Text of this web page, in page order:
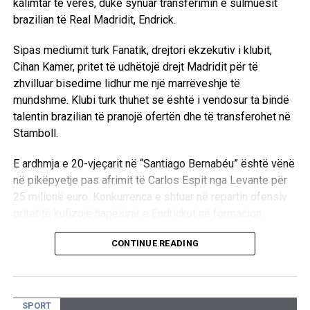
Galatasarayn dhe Fenerbahçen në garën për titullin e
kampionit në Turqi.
D.L
kalimtar të verës, duke synuar transferimin e sulmuesit
brazilian të Real Madridit, Endrick.
Sipas mediumit turk Fanatik, drejtori ekzekutiv i klubit,
Cihan Kamer, pritet të udhëtojë drejt Madridit për të
zhvilluar bisedime lidhur me një marrëveshje të
mundshme. Klubi turk thuhet se është i vendosur ta bindë
talentin brazilian të pranojë ofertën dhe të transferohet në
Stamboll.
E ardhmja e 20-vjeçarit në “Santiago Bernabéu” është vënë
në pikëpyetje pas afrimit të Carlos Espit nga Levante për
25 milionë euro. Konkurrenca e shtuar në repartin ofensiv
Ndërkohë, trajneri i Real Madridit, Jose Mourinho,
rëndësishme në repartin sulmues dhe nuk mund t’i
CONTINUE READING
SPORT